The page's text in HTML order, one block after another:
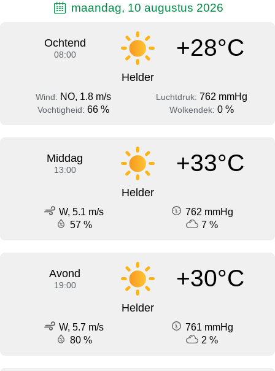
maandag, 10 augustus 2026
Ochtend
08:00 +28°C
Helder
Wind: NO, 1.8 m/s Luchtdruk: 762 mmHg
Vochtigheid: 66 % Wolkendek: 0 %
Middag
13:00 +33°C
Helder
W, 5.1 m/s
762 mmHg
57 %
7 %
Avond
19:00 +30°C
Helder
W, 5.7 m/s
761 mmHg
80 %
2 %